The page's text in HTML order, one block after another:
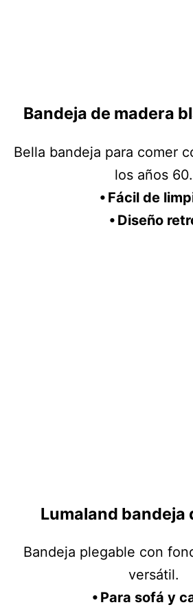
Bandeja de madera
Bella bandeja para comer
los años 60.
⦁ Fácil de
⦁ Diseño
Lumaland bandeja
Bandeja plegable con
versátil.
⦁ Para sofá y